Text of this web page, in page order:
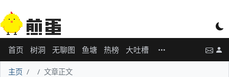
首页 树洞 无聊图 鱼塘 热榜 大吐槽
主页 文章正文